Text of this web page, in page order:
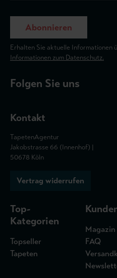
Abonnieren
Erhalten Sie aktuelle Informationen
Informationen zum Datenschutz.
Folgen Sie uns
Kontakt
TapetenAgentur
Jakobstrasse 66 (Innenhof) |
50678 Köln
Vertrag widerrufen
Top-
Kategorien
Topseller
Tapeten
Magazin
FAQ